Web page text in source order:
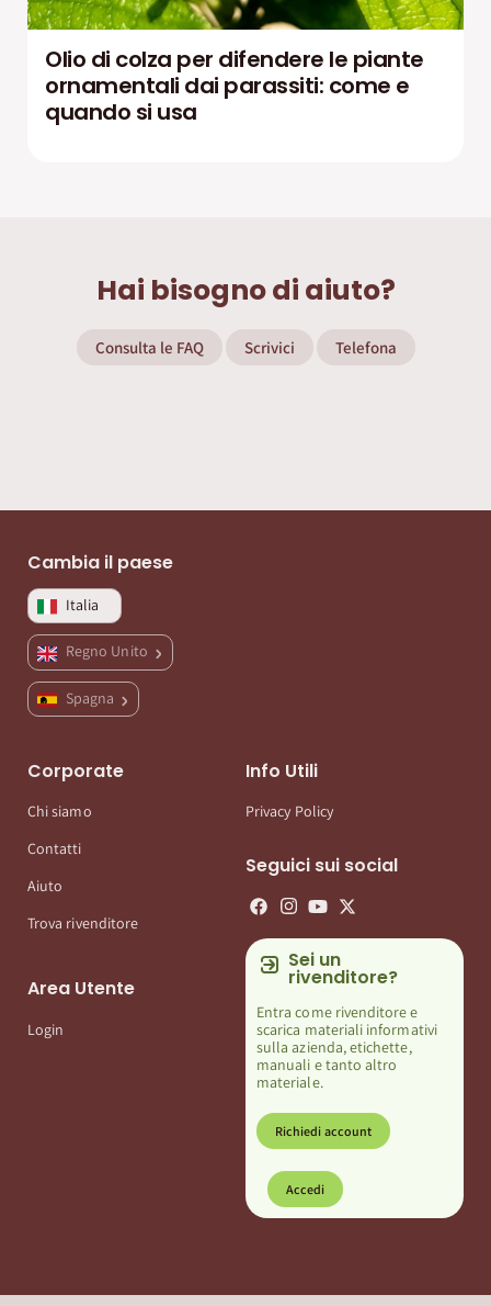
Olio di colza per difendere le piante
ornamentali dai parassiti: come e
quando si usa
Hai bisogno di aiuto?
Consulta le FAQ Scrivici Telefona
Cambia il paese
Italia
Regno Unito
Spagna
Corporate
Chi siamo
Contatti
Aiuto
Trova rivenditore
Area Utente
Login
Info Utili
Privacy Policy
Seguici sui social
Sei un
rivenditore?
Entra come rivenditore e
scarica materiali informativi
sulla azienda, etichette,
manuali e tanto altro
materiale.
Richiedi account
Accedi